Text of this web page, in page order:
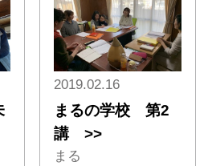
2019.02.16
まるの学校 第2
講 >>
まる